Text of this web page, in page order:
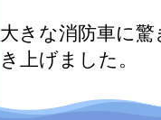
大きな消防車に
き上げました。